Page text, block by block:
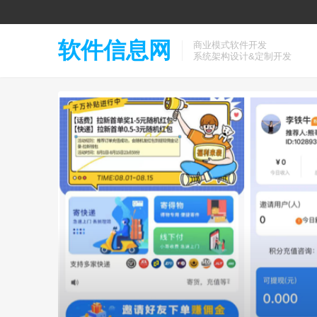
软件信息网
商业模式软件开发
系统架构设计&定制开发